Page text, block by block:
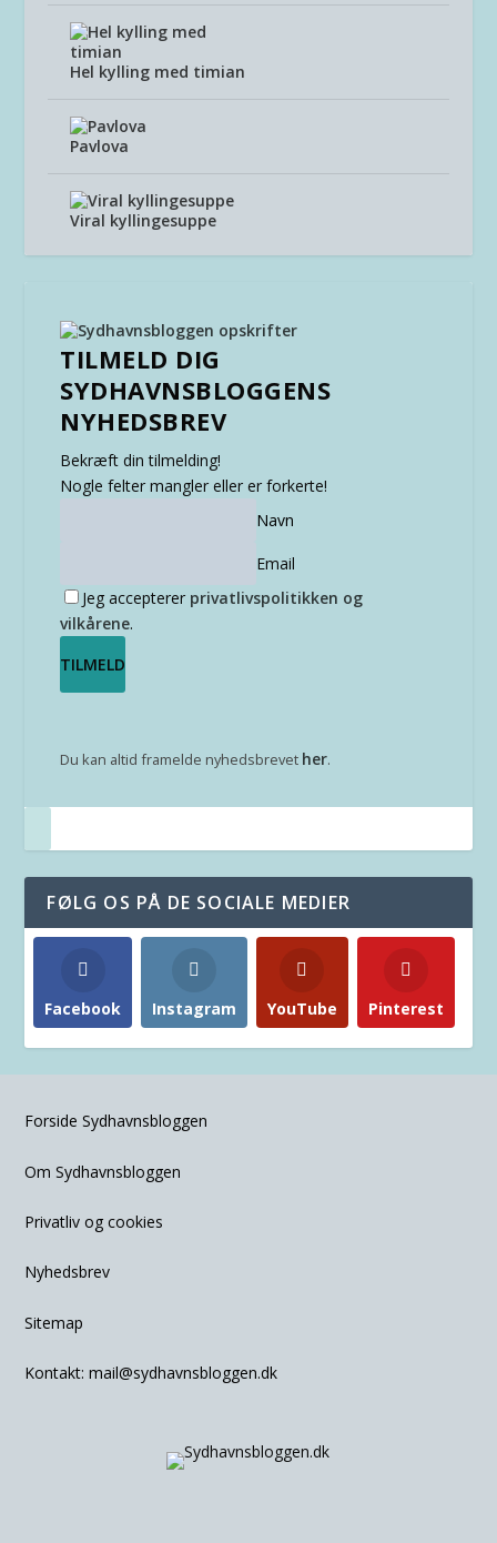
Hel kylling med timian
Pavlova
Viral kyllingesuppe
TILMELD DIG
SYDHAVNSBLOGGENS
NYHEDSBREV
Bekræft din tilmelding!
Nogle felter mangler eller er forkerte!
Navn
Email
Jeg accepterer privatlivspolitikken og
vilkårene.
Du kan altid framelde nyhedsbrevet her.
FØLG OS PÅ DE SOCIALE MEDIER
Facebook Instagram YouTube Pinterest
Forside Sydhavnsbloggen
Om Sydhavnsbloggen
Privatliv og cookies
Nyhedsbrev
Sitemap
Kontakt:mail@sydhavnsbloggen.dk